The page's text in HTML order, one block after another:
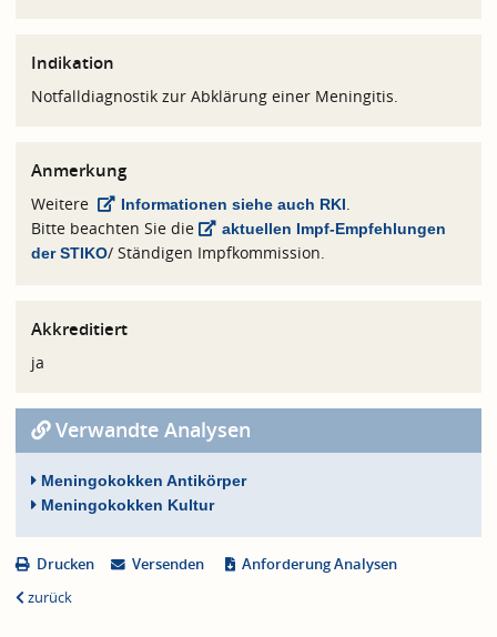
Indikation
Notfalldiagnostik zur Abklärung einer Meningitis.
Anmerkung
Weitere Informationen siehe auch RKI.
Bitte beachten Sie die
aktuellen Impf-Empfehlungen
der STIKO/ Ständigen Impfkommission.
Akkreditiert
ja
Verwandte Analysen
Meningokokken Antikörper
Meningokokken Kultur
Drucken Versenden
Anforderung Analysen
zurück